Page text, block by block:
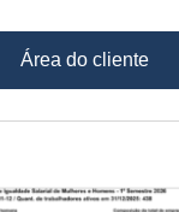
Área do cliente